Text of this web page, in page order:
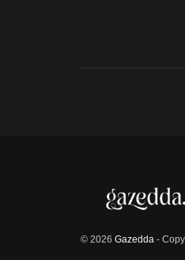
© 2026 Gazedda -